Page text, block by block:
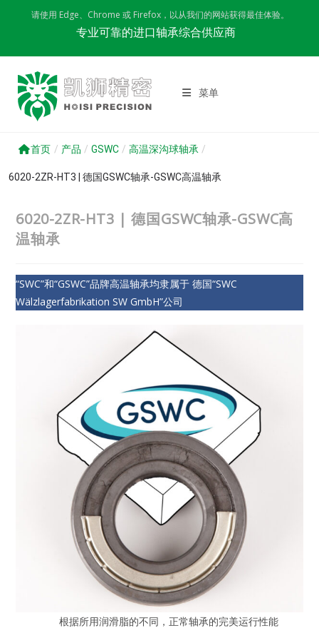
请使用 Edge、Chrome 或 Firefox，以从我们的网站获得最佳体验。
专业可靠的进口轴承综合供应商
菜单
首页 / 产品 / GSWC / 高温深沟球轴承 /
6020-2ZR-HT3 | 德国GSWC轴承-GSWC高温轴承
6020-2ZR-HT3 | 德国GSWC轴承-GSWC高
温轴承
“SWC”和“GSWC”品牌高温轴承均隶属于 德国“SWC
Wälzlagerfabrikation SW GmbH”公司
根据所用润滑脂的不同，正常轴承的完美运行性能